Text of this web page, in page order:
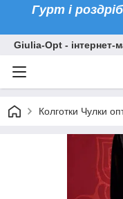
Гурт і
Giulia-Opt - інтернет-
Колготки Чулки